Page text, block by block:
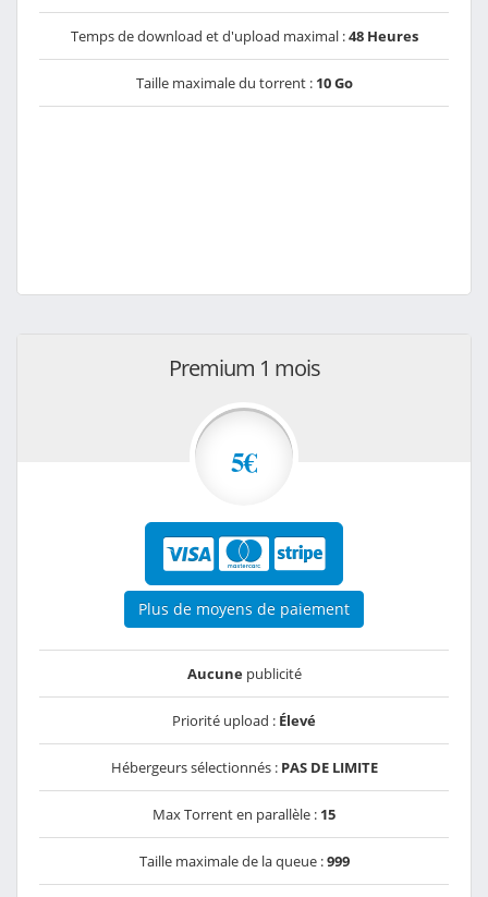
Temps de download et d'upload maximal :48 Heures
Taille maximale du torrent : 10 Go
Premium 1 mois
5€
Plus de moyens de paiement
Aucunepublicité
Priorité upload : Élevé
Hébergeurs sélectionnés : PAS DE LIMITE
Max Torrent en parallèle : 15
Taille maximale de la queue :999